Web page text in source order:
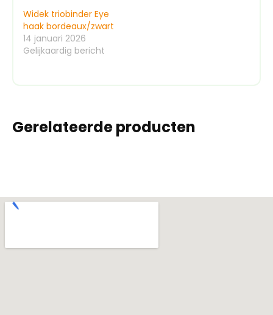
Widek triobinder Eye
haak bordeaux/zwart
14 januari 2026
Gelijkaardig bericht
Gerelateerde producten